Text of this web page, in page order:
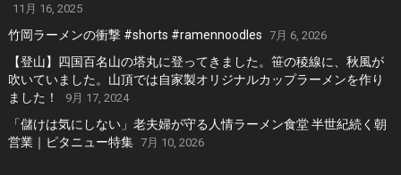
11月 16, 2025
竹岡ラーメンの衝撃 #shorts #ramennoodles 7月 6, 2026
【登山】四国百名山の塔丸に登ってきました。笹の稜線に、秋風が
吹いていました。山頂では自家製オリジナルカップラーメンを作り
ました！
9月 17, 2024
「儲けは気にしない」老夫婦が守る人情ラーメン食堂 半世紀続く朝
営業｜ピタニュー特集 7月 10, 2026